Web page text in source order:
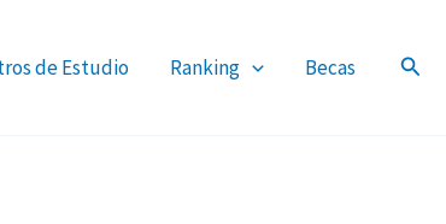
de Estudio Ranking Becas